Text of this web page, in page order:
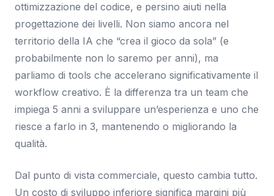
ottimizzazione del codice, e persino aiuti nella
progettazione dei livelli. Non siamo ancora nel
territorio della IA che “crea il gioco da sola” (e
probabilmente non lo saremo per anni), ma
parliamo di tools che accelerano significativamente il
workflow creativo. È la differenza tra un team che
impiega 5 anni a sviluppare un’esperienza e uno che
riesce a farlo in 3, mantenendo o migliorando la
qualità.
Dal punto di vista commerciale, questo cambia tutto.
Un costo di sviluppo inferiore significa margini più